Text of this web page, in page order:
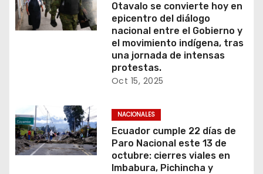
Otavalo se convierte hoy en
epicentro del diálogo
nacional entre el Gobierno y
el movimiento indígena, tras
una jornada de intensas
protestas.
Oct 15, 2025
NACIONALES
Ecuador cumple 22 días de
Paro Nacional este 13 de
octubre: cierres viales en
Imbabura, Pichincha y